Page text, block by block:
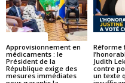
Approvisionnement en
médicaments : le
Président de la
République exige des
mesures immédiates
Réforme
Judith
contre
un texte